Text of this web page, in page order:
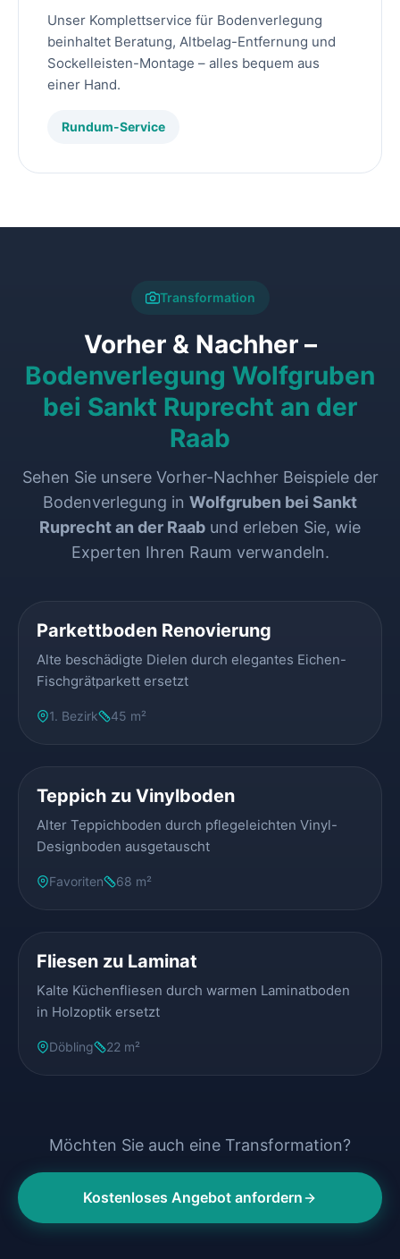
Unser Komplettservice für Bodenverlegung
beinhaltet Beratung, Altbelag-Entfernung und
Sockelleisten-Montage – alles bequem aus
einer Hand.
Rundum-Service
Transformation
Vorher & Nachher –
Bodenverlegung Wolfgruben
bei Sankt Ruprecht an der
Raab
Sehen Sie unsere Vorher-Nachher Beispiele der
Bodenverlegung in Wolfgruben bei Sankt
Ruprecht an der Raab und erleben Sie, wie
Experten Ihren Raum verwandeln.
Parkettboden Renovierung
Alte beschädigte Dielen durch elegantes Eichen-
Fischgrätparkett ersetzt
1. Bezirk 45 m²
Teppich zu Vinylboden
Alter Teppichboden durch pflegeleichten Vinyl-
Designboden ausgetauscht
Favoriten 68 m²
Fliesen zu Laminat
Kalte Küchenfliesen durch warmen Laminatboden
in Holzoptik ersetzt
Döbling 22 m²
Möchten Sie auch eine Transformation?
Kostenloses Angebot anfordern